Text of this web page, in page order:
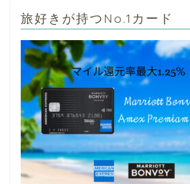
旅好きが持つNo.1カード